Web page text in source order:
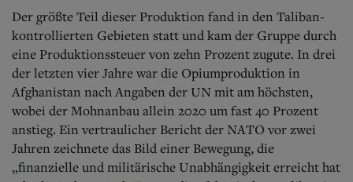
Der größte Teil dieser Produktion fand in den Taliban-
kontrollierten Gebieten statt und kam der Gruppe durch
eine Produktionssteuer von zehn Prozent zugute. In drei
der letzten vier Jahre war die Opiumproduktion in
Afghanistan nach Angaben der UN mit am höchsten,
wobei der Mohnanbau allein 2020 um fast 40 Prozent
anstieg. Ein vertraulicher Bericht der NATO vor zwei
Jahren zeichnete das Bild einer Bewegung, die
„finanzielle und militärische Unabhängigkeit erreicht hat